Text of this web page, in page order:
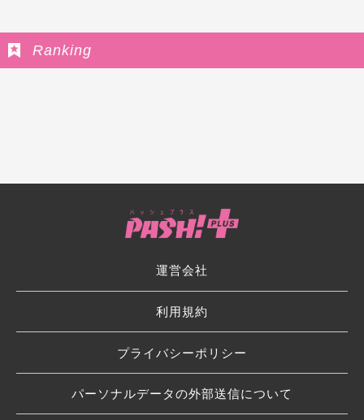
Ranking
運営会社
利用規約
プライバシーポリシー
パーソナルデータの外部送信について